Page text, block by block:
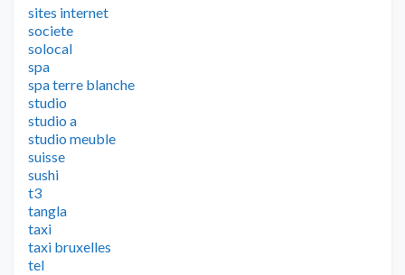
sites internet
societe
solocal
spa
spa terre blanche
studio
studio a
studio meuble
suisse
sushi
t3
tangla
taxi
taxi bruxelles
tel